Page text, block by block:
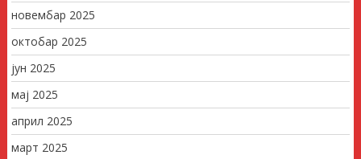
новембар 2025
октобар 2025
јун 2025
мај 2025
април 2025
март 2025